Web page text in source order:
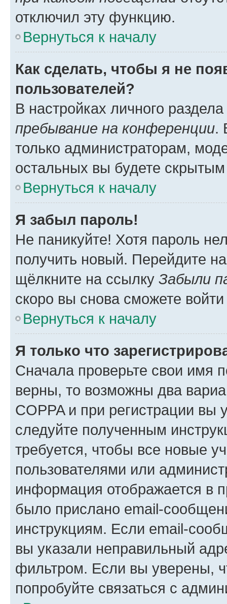
отключил эту функцию.
Вернуться к началу
Как сделать, чтобы я не
пользователей?
В настройках личного
пребывание на конференции.
только администраторам,
остальных вы будете
Вернуться к началу
Я забыл пароль!
Не паникуйте! Хотя пароль
получить новый. Перейдите
щёлкните на ссылку Забыли
скоро вы снова сможете
Вернуться к началу
Я только что
Сначала проверьте свои имя
верны, то возможны два
COPPA и при регистрации вы
следуйте полученным
требуется, чтобы все новые
пользователями или
информация отображается в
было прислано email-
инструкциям. Если email-
вы указали неправильный
фильтром. Если вы уверены,
попробуйте связаться с